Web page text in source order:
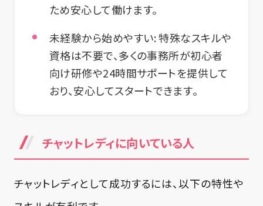
ため安心して働けます。
未経験から始めやすい: 特殊なスキルや
資格は不要で、多くの事務所が初心者
向け研修や24時間サポートを提供して
おり、安心してスタートできます。
チャットレディに向いている人
チャットレディとして成功するには、以下の特性や